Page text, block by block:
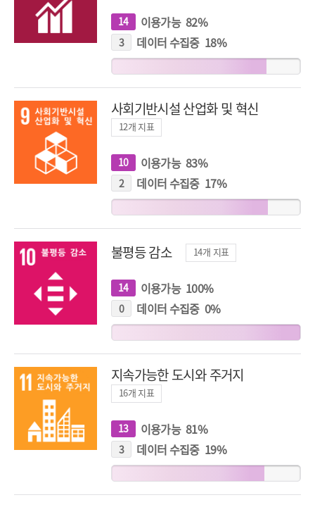
14개
지
표
이용가능 82%
3개
지
표
데이터 수집중 18%
사회기반시설 산업화 및 혁신
12개 지표
10개
지
표
이용가능 83%
2개
지
표
데이터 수집중 17%
불평등 감소 14개 지표
14개
지
표
이용가능 100%
0개
지
표
데이터 수집중 0%
지속가능한 도시와 주거지
16개 지표
13개
지
표
이용가능 81%
3개
지
표
데이터 수집중 19%